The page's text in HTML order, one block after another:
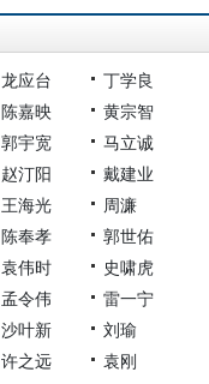
龙应台
丁学良
陈嘉映
黄宗智
郭宇宽
马立诚
赵汀阳
戴建业
王海光
周濂
陈奉孝
郭世佑
袁伟时
史啸虎
孟令伟
雷一宁
沙叶新
刘瑜
许之远
袁刚